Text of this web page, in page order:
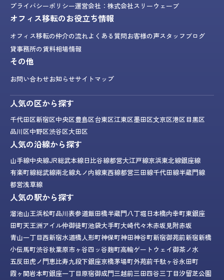
プライバシーポリシー運営会社：株式会社スリーウェーブ
オフィス移転のお役立ち情報
オフィス移転の仲介の流れよくある質問お客様の声スタッフブログ
貸事務所の賃料相場情報
その他
お問い合わせお知らせサイトマップ
人気の区から探す
千代田区新宿区中央区豊島区台東区江東区墨田区文京区港区目黒区
品川区中野区渋谷区大田区
人気の沿線から探す
山手線中央線JR総武本線日比谷線都営大江戸線京浜東北線銀座線
有楽町線総武線南北線丸ノ内線東西線都営三田線千代田線半蔵門線
都営浅草線
人気の駅から探す
溜池山王浜松町品川表参道飯田橋半蔵門八丁堀日本橋内幸町東銀座
田町天王洲アイル仲御徒町池袋大手町大崎代々木赤坂見附赤坂
青山一丁目西新宿水道橋人形町神保町神田神谷町新宿御苑前新宿新橋
小伝馬町渋谷秋葉原市ヶ谷四ッ谷麹町高輪ゲートウェイ御茶ノ水
五反田虎ノ門恵比寿九段下銀座京橋茅場町外苑前千駄ヶ谷永田町
霞ヶ関岩本町銀座一丁目原宿御成門三越前三田四谷三丁目汐留芝公園